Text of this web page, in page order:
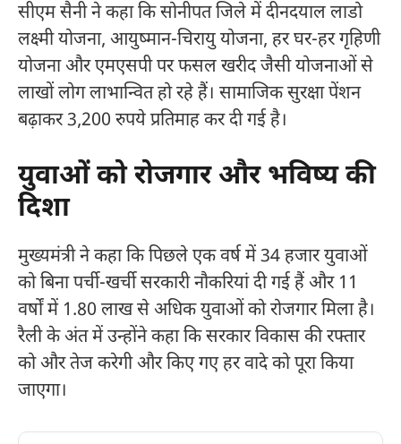
सीएम सैनी ने कहा कि सोनीपत जिले में दीनदयाल लाडो
लक्ष्मी योजना, आयुष्मान-चिरायु योजना, हर घर-हर गृहिणी
योजना और एमएसपी पर फसल खरीद जैसी योजनाओं से
लाखों लोग लाभान्वित हो रहे हैं। सामाजिक सुरक्षा पेंशन
बढ़ाकर 3,200 रुपये प्रतिमाह कर दी गई है।
युवाओं को रोजगार और भविष्य की
दिशा
मुख्यमंत्री ने कहा कि पिछले एक वर्ष में 34 हजार युवाओं
को बिना पर्ची-खर्ची सरकारी नौकरियां दी गई हैं और 11
वर्षों में 1.80 लाख से अधिक युवाओं को रोजगार मिला है।
रैली के अंत में उन्होंने कहा कि सरकार विकास की रफ्तार
को और तेज करेगी और किए गए हर वादे को पूरा किया
जाएगा।